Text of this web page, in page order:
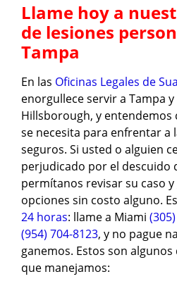
Llame hoy a
de lesiones
Tampa
En las Oficinas Legales de
enorgullece servir a Tampa
Hillsborough, y entendemos
se necesita para enfrentar a
seguros. Si usted o alguien
perjudicado por el descuido
permítanos revisar su caso
opciones sin costo alguno.
24 horas: llame a Miami
(954) 704-8123, y no pague
ganemos. Estos son
que manejamos: